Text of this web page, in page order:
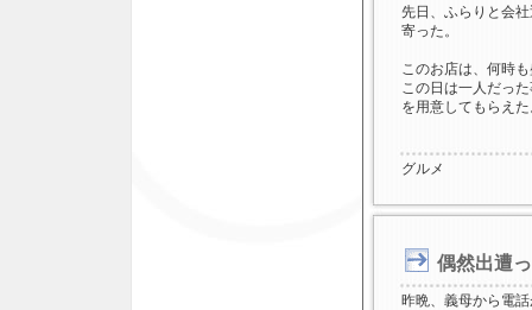
先日、ふらりと会
寄った。
このお店は、何時
この日は一人だっ
を用意してもらえ
グルメ
偶然出遭
昨晩、義母から電